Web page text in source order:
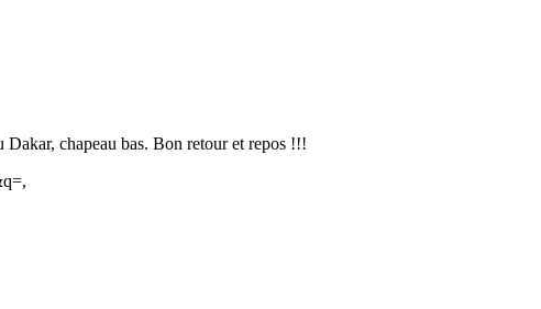
chapeau bas. Bon retour et repos !!!